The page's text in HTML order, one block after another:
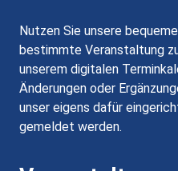
Nutzen Sie unsere
bestimmte Veranstaltung
unserem digitalen
Änderungen oder
unser eigens dafür
gemeldet werden.